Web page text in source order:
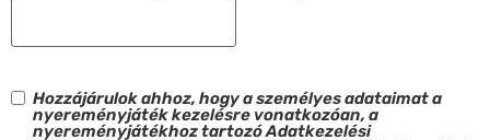
HÍRLEVÉL(KÖTELEZŐ)
Hozzájárulok ahhoz, hogy a személyes adataimat a
nyereményjáték kezelésre vonatkozóan, a
nyereményjátékhoz tartozó Adatkezelési